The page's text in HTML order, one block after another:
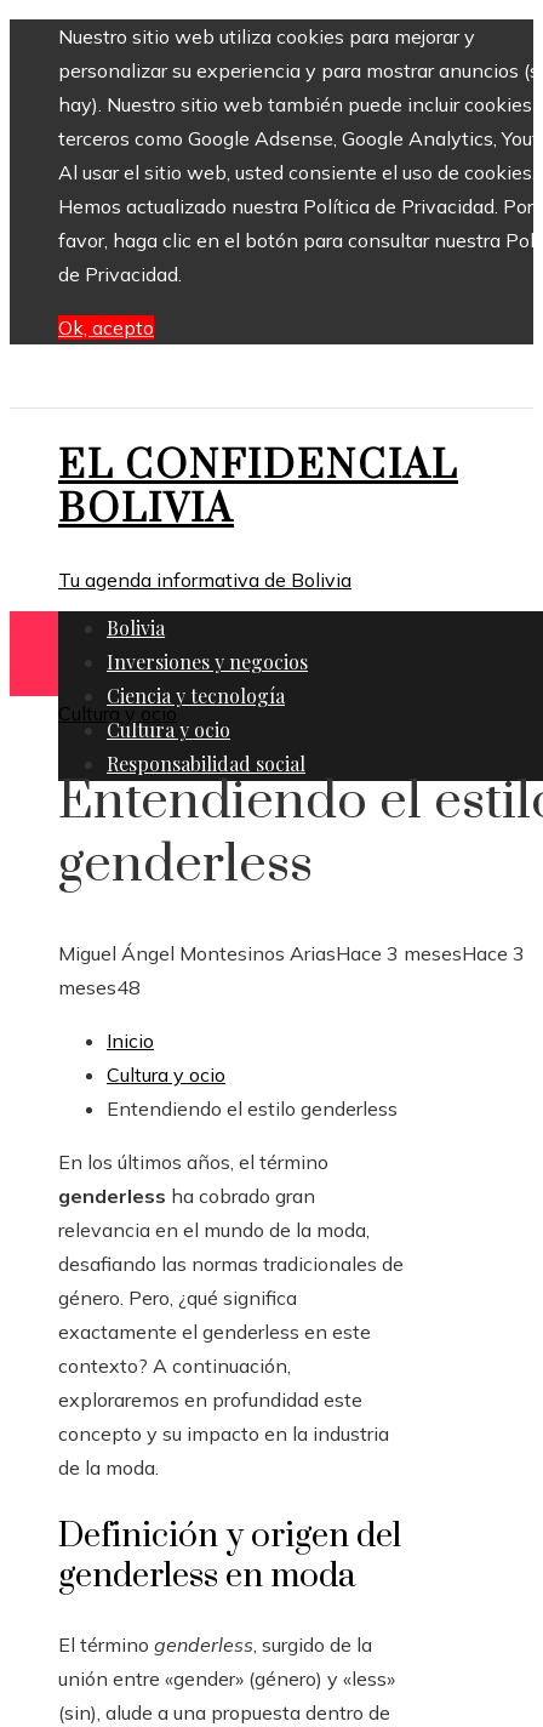
Nuestro sitio web utiliza cookies para mejorar y
personalizar su experiencia y para mostrar anuncios
hay). Nuestro sitio web también puede incluir cookies
terceros como Google Adsense, Google Analytics,
Al usar el sitio web, usted consiente el uso de cookies.
Hemos actualizado nuestra Política de Privacidad. Por
favor, haga clic en el botón para consultar nuestra
de Privacidad.
Ok, acepto
EL CONFIDENCIAL
BOLIVIA
Tu agenda informativa de Bolivia
Bolivia
Inversiones y negocios
Ciencia y tecnología
Cultura y ocio
Responsabilidad social
Cultura y ocio
Entendiendo el
genderless
Miguel Ángel Montesinos AriasHace 3 mesesHace 3
meses48
Inicio
Cultura y ocio
Entendiendo el estilo genderless
En los últimos años, el término
genderless ha cobrado gran
relevancia en el mundo de la moda,
desafiando las normas tradicionales de
género. Pero, ¿qué significa
exactamente el genderless en este
contexto? A continuación,
exploraremos en profundidad este
concepto y su impacto en la industria
de la moda.
Definición y origen del
genderless en moda
El término genderless, surgido de la
unión entre «gender» (género) y «less»
(sin), alude a una propuesta dentro de